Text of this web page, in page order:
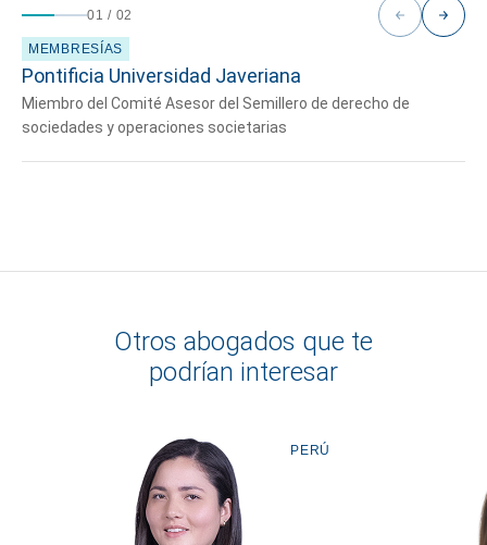
01 / 02
MEMBRESÍAS
Pontificia Universidad Javeriana
Miembro del Comité Asesor del Semillero de derecho de
sociedades y operaciones societarias
Otros abogados que te
podrían interesar
PERÚ